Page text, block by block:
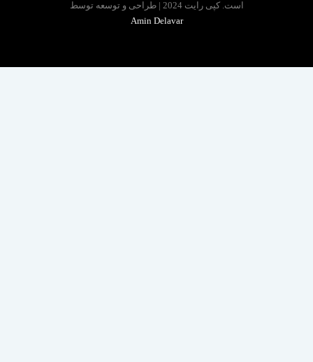
است. کپی رایت 2024 | طراحی و توسعه توسط
Amin Delavar